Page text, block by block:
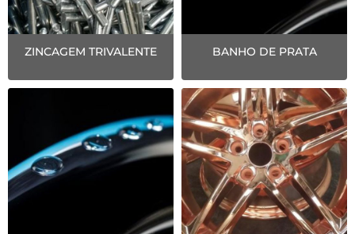
ZINCAGEM TRIVALENTE BANHO DE PRATA